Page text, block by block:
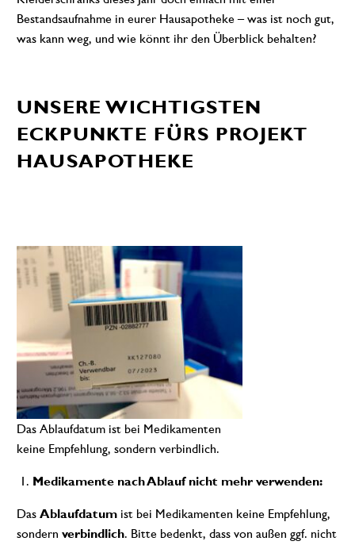
Bestandsaufnahme in eurer Hausapotheke – was ist noch gut,
was kann weg, und wie könnt ihr den Überblick behalten?
UNSERE WICHTIGSTEN
ECKPUNKTE FÜRS PROJEKT
HAUSAPOTHEKE
Das Ablaufdatum ist bei Medikamenten
keine Empfehlung, sondern verbindlich.
Medikamente nach Ablauf nicht mehr verwenden:
Das Ablaufdatum ist bei Medikamenten keine Empfehlung,
sondern verbindlich. Bitte bedenkt, dass von außen ggf. nicht